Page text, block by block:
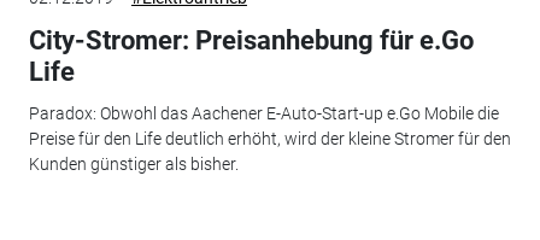
City-Stromer: Preisanhebung für e.Go
Life
Paradox: Obwohl das Aachener E-Auto-Start-up e.Go Mobile die
Preise für den Life deutlich erhöht, wird der kleine Stromer für den
Kunden günstiger als bisher.